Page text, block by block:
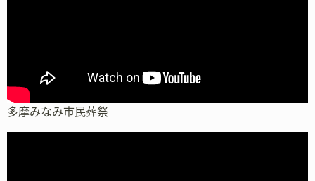
多摩みなみ市民葬祭